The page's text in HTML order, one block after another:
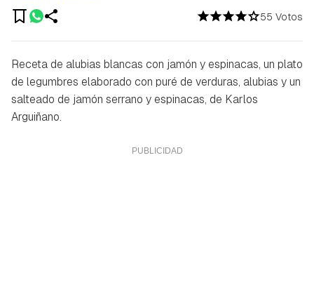
55 Votos
Receta de alubias blancas con jamón y espinacas, un plato
de legumbres elaborado con puré de verduras, alubias y un
salteado de jamón serrano y espinacas, de Karlos
Arguiñano.